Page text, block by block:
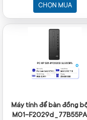
Home 64,1Y
CHỌN MUA
Máy tính để bàn đồng
M01-F2029d _ 77B55PA i3-